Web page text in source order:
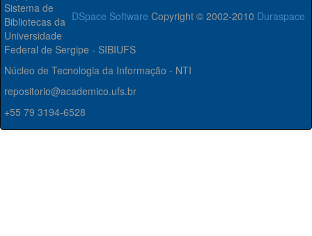
DSpace Software Copyright © 2002-2010 Duraspace
Sistema de
Bibliotecas da
Universidade
Federal de Sergipe - SIBIUFS
Núcleo de Tecnologia da Informação - NTI
repositorio@academico.ufs.br
+55 79 3194-6528